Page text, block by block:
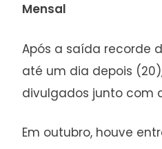
Mensal
Após a saída recorde
até um dia depois
divulgados junto com
Em outubro, houve